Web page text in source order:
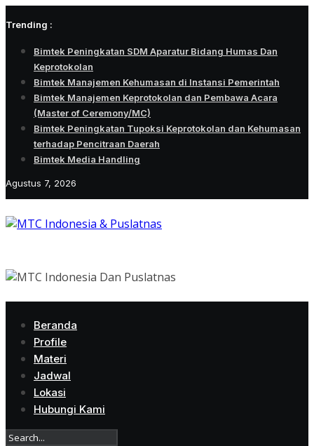
to
Trending :
Bimtek Peningkatan SDM Aparatur Bidang Humas Dan
Keprotokolan
Bimtek Manajemen Kehumasan di Instansi Pemerintah
Bimtek Manajemen Keprotokolan dan Pembawa Acara
(Master of Ceremony/MC)
Bimtek Peningkatan Tupoksi Keprotokolan dan Kehumasan
terhadap Pencitraan Daerah
Bimtek Media Handling
Agustus 7, 2026
Beranda
Profile
Materi
Jadwal
Lokasi
Hubungi Kami